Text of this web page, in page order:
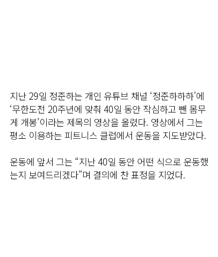
지난 29일 정준하는 개인 유튜브 채널 ‘정준하하하’에
‘무한도전 20주년에 맞춰 40일 동안 작심하고 뺀 몸무
게 개봉’이라는 제목의 영상을 올렸다. 영상에서 그는
평소 이용하는 피트니스 클럽에서 운동을 지도받았다.
운동에 앞서 그는 “지난 40일 동안 어떤 식으로 운동했
는지 보여드리겠다”며 결의에 찬 표정을 지었다.